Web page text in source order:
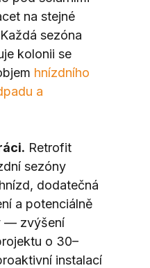
na stejné
sezóna
kolonii se
hnízdního
a
Retrofit
sezóny
dodatečná
a potenciálně
— zvýšení
o 30–
instalací